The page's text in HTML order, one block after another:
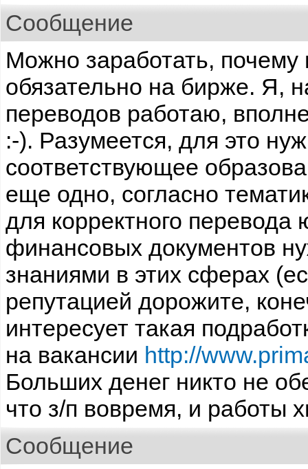
Сообщение
Можно заработать, почему
обязательно на бирже. Я,
переводов работаю,
:-). Разумеется, для это
соответствующее
еще одно, согласно
для корректного перевода
финансовых документов
знаниями в этих сферах
репутацией дорожите,
интересует такая
на вакансии http://
Больших денег никто не
что з/п вовремя, и работы
Сообщение